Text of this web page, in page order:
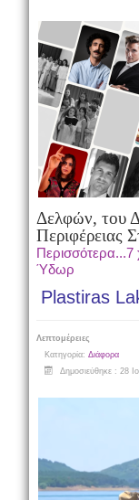
Δελφών, του
Περιφέρειας
Ύδωρ
Plastiras
Λεπτομέρειες
Κατηγορία: Διάφορα
Δημοσιεύθηκε : 28